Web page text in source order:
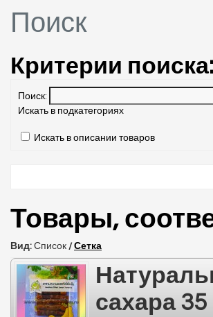
Поиск
Критерии поиска:
Поиск:
Искать в подкатегориях
Искать в описании товаров
Товары,
Вид: Список / Сетка
сахара